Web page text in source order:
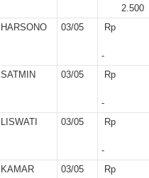
2.500
HARSONO 03/05 Rp
-
SATMIN 03/05 Rp
-
LISWATI 03/05 Rp
-
KAMAR 03/05 Rp